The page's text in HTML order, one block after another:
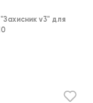
"Захисник v3" для